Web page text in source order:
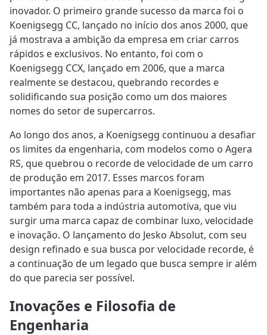
inovador. O primeiro grande sucesso da marca foi o
Koenigsegg CC, lançado no início dos anos 2000, que
já mostrava a ambição da empresa em criar carros
rápidos e exclusivos. No entanto, foi com o
Koenigsegg CCX, lançado em 2006, que a marca
realmente se destacou, quebrando recordes e
solidificando sua posição como um dos maiores
nomes do setor de supercarros.
Ao longo dos anos, a Koenigsegg continuou a desafiar
os limites da engenharia, com modelos como o Agera
RS, que quebrou o recorde de velocidade de um carro
de produção em 2017. Esses marcos foram
importantes não apenas para a Koenigsegg, mas
também para toda a indústria automotiva, que viu
surgir uma marca capaz de combinar luxo, velocidade
e inovação. O lançamento do Jesko Absolut, com seu
design refinado e sua busca por velocidade recorde, é
a continuação de um legado que busca sempre ir além
do que parecia ser possível.
Inovações e Filosofia de
Engenharia